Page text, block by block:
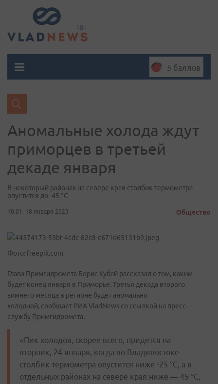
5 баллов
Аномальные холода ждут
приморцев в третьей
декаде января
В некоторый районах на севере края столбик термометра
опустится до -45 °C
10:01, 18 января 2023 Общество
Фото: freepik.com
Глава Примгидромета Борис Кубай рассказал о том, каким
будет конец января в Приморье. Третья декада второго
зимнего месяца в регионе будет аномально
холодной, сообщает РИА VladNews со ссылкой на пресс-
службу Примгидромета.
«Пик холодов, скорее всего, придется на
вторник, 24 января, когда во Владивостоке
столбик термометра опустится ниже -25 °C, а в
отдельных районах на севере края ниже — 45 °C,